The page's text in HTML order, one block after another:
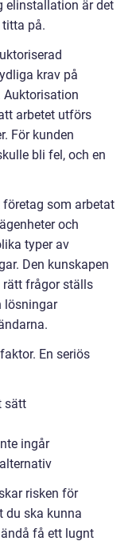
elinstallation är det
på.
krav på
Auktorisation
arbetet utförs
För kunden
bli fel, och en
företag som arbetat
och
typer av
Den kunskapen
rätt frågor ställs
lösningar
En seriös
sätt
ingår
risken för
du ska kunna
få ett lugnt